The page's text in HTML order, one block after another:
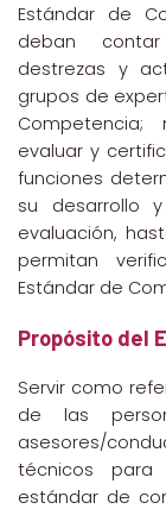
Estándar de
deban
destrezas y
grupos de
evaluar y
funciones
su desarrollo
evaluación,
permitan
Estándar de
Propósito del
Servir como
de las
asesores/
técnicos
estándar de